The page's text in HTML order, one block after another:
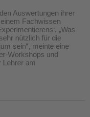
Auswertungen ihrer
Fachwissen
„Was
nützlich für die
sein“, meinte eine
Workshops und
Lehrer am